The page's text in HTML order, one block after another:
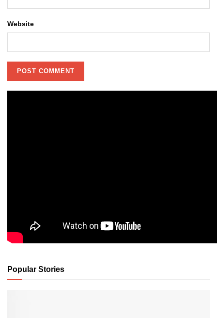
Website
Popular Stories